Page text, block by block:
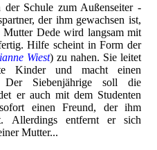
Schule zum Außenseiter -
der ihm gewachsen ist,
Dede wird langsam mit
Hilfe scheint in Form der
Wiest) zu nahen. Sie leitet
Kinder und macht einen
Der Siebenjährige soll die
er auch mit dem Studenten
einen Freund, der ihm
Allerdings entfernt er sich
Mutter...